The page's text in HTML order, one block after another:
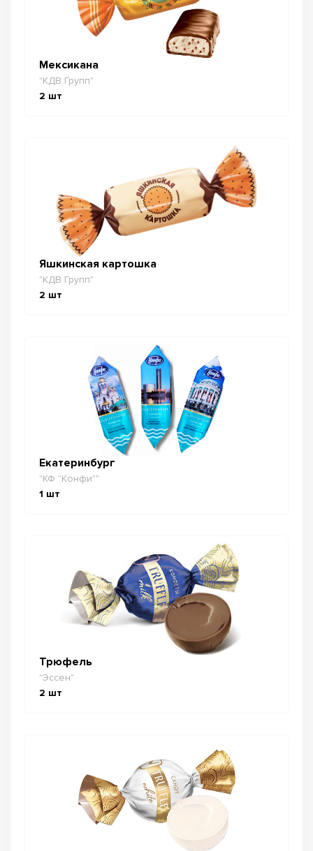
Мексикана
"КДВ Групп"
2 шт
Яшкинская картошка
"КДВ Групп"
2 шт
Екатеринбург
"КФ "Конфи""
1 шт
Трюфель
"Эссен"
2 шт